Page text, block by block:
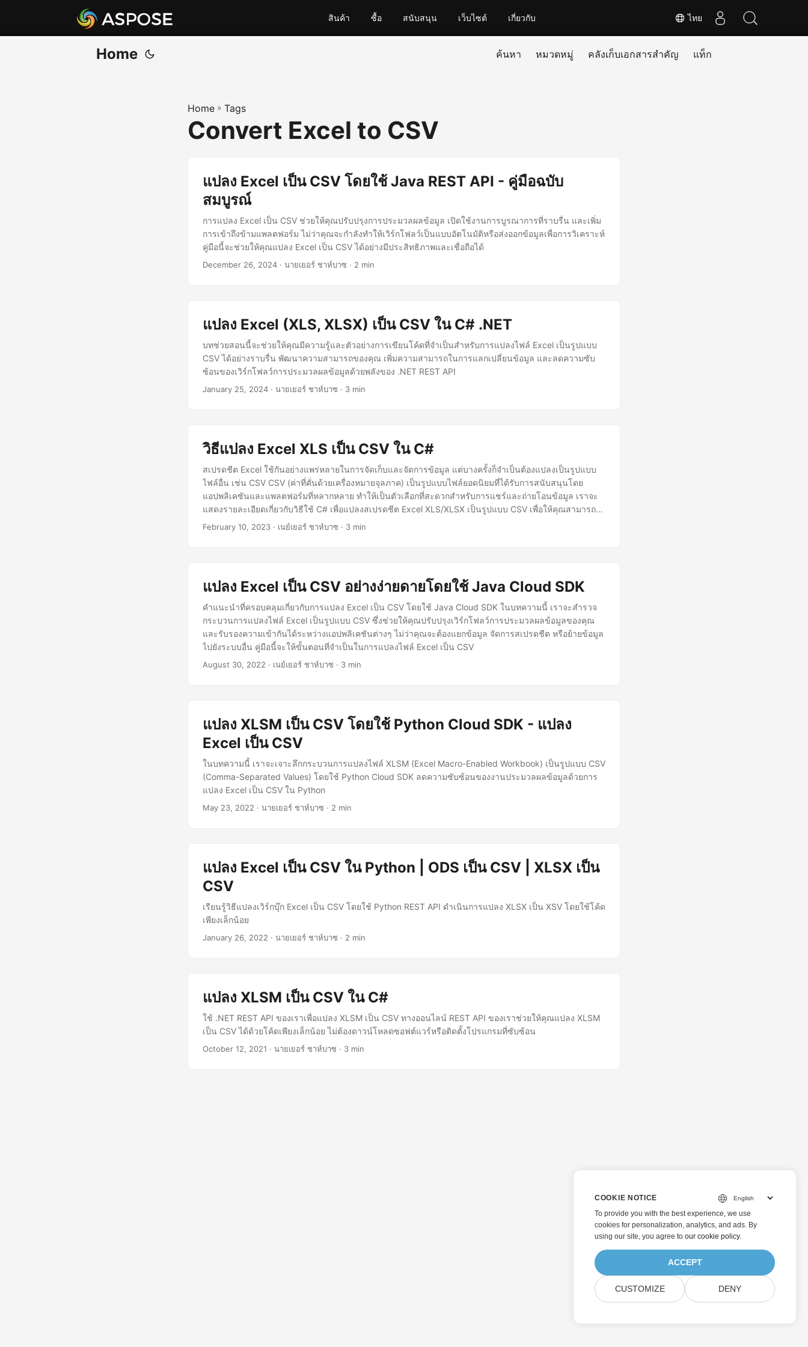
ไทย
สินค้า ซื้อ สนับสนุน เว็บไซต์ เกี่ยวกับ
Home ค้นหา หมวดหมู่ คลังเก็บเอกสารสำคัญ แท็ก
Home » Tags
Convert Excel to CSV
แปลง Excel เป็น CSV โดยใช้ Java REST API - คู่มือฉบับ
สมบูรณ์
การแปลง Excel เป็น CSV ช่วยให้คุณปรับปรุงการประมวลผลข้อมูล เปิดใช้งานการบูรณาการที่ราบรื่น และเพิ่ม
การเข้าถึงข้ามแพลตฟอร์ม ไม่ว่าคุณจะกำลังทำให้เวิร์กโฟลว์เป็นแบบอัตโนมัติหรือส่งออกข้อมูลเพื่อการวิเคราะห์
คู่มือนี้จะช่วยให้คุณแปลง Excel เป็น CSV ได้อย่างมีประสิทธิภาพและเชื่อถือได้
December 26, 2024 · นายเยอร์ ชาห์บาซ · 2 min
แปลง Excel (XLS, XLSX) เป็น CSV ใน C# .NET
บทช่วยสอนนี้จะช่วยให้คุณมีความรู้และตัวอย่างการเขียนโค้ดที่จำเป็นสำหรับการแปลงไฟล์ Excel เป็นรูปแบบ
CSV ได้อย่างราบรื่น พัฒนาความสามารถของคุณ เพิ่มความสามารถในการแลกเปลี่ยนข้อมูล และลดความซับ
ซ้อนของเวิร์กโฟลว์การประมวลผลข้อมูลด้วยพลังของ .NET REST API
January 25, 2024 · นายเยอร์ ชาห์บาซ · 3 min
วิธีแปลง Excel XLS เป็น CSV ใน C#
สเปรดชีต Excel ใช้กันอย่างแพร่หลายในการจัดเก็บและจัดการข้อมูล แต่บางครั้งก็จำเป็นต้องแปลงเป็นรูปแบบ
ไฟล์อื่น เช่น CSV CSV (ค่าที่คั่นด้วยเครื่องหมายจุลภาค) เป็นรูปแบบไฟล์ยอดนิยมที่ได้รับการสนับสนุนโดย
แอปพลิเคชันและแพลตฟอร์มที่หลากหลาย ทำให้เป็นตัวเลือกที่สะดวกสำหรับการแชร์และถ่ายโอนข้อมูล เราจะ
แสดงรายละเอียดเกี่ยวกับวิธีใช้ C# เพื่อแปลงสเปรดชีต Excel XLS/XLSX เป็นรูปแบบ CSV เพื่อให้คุณสามารถ
เข้าถึงข้อมูลของคุณได้ง่ายขึ้นและแบ่งปันได้อย่างกว้างขวางมากขึ้น
February 10, 2023 · เนย์เยอร์ ชาห์บาซ · 3 min
แปลง Excel เป็น CSV อย่างง่ายดายโดยใช้ Java Cloud SDK
คำแนะนำที่ครอบคลุมเกี่ยวกับการแปลง Excel เป็น CSV โดยใช้ Java Cloud SDK ในบทความนี้ เราจะสำรวจ
กระบวนการแปลงไฟล์ Excel เป็นรูปแบบ CSV ซึ่งช่วยให้คุณปรับปรุงเวิร์กโฟลว์การประมวลผลข้อมูลของคุณ
และรับรองความเข้ากันได้ระหว่างแอปพลิเคชันต่างๆ ไม่ว่าคุณจะต้องแยกข้อมูล จัดการสเปรดชีต หรือย้ายข้อมูล
ไปยังระบบอื่น คู่มือนี้จะให้ขั้นตอนที่จำเป็นในการแปลงไฟล์ Excel เป็น CSV
August 30, 2022 · เนย์เยอร์ ชาห์บาซ · 3 min
แปลง XLSM เป็น CSV โดยใช้ Python Cloud SDK - แปลง
Excel เป็น CSV
ในบทความนี้ เราจะเจาะลึกกระบวนการแปลงไฟล์ XLSM (Excel Macro-Enabled Workbook) เป็นรูปแบบ CSV
(Comma-Separated Values) โดยใช้ Python Cloud SDK ลดความซับซ้อนของงานประมวลผลข้อมูลด้วยการ
แปลง Excel เป็น CSV ใน Python
May 23, 2022 · นายเยอร์ ชาห์บาซ · 2 min
แปลง Excel เป็น CSV ใน Python | ODS เป็น CSV | XLSX เป็น
CSV
เรียนรู้วิธีแปลงเวิร์กบุ๊ก Excel เป็น CSV โดยใช้ Python REST API ดำเนินการแปลง XLSX เป็น XSV โดยใช้โค้ด
เพียงเล็กน้อย
January 26, 2022 · นายเยอร์ ชาห์บาซ · 2 min
แปลง XLSM เป็น CSV ใน C#
ใช้ .NET REST API ของเราเพื่อแปลง XLSM เป็น CSV ทางออนไลน์ REST API ของเราช่วยให้คุณแปลง XLSM
เป็น CSV ได้ด้วยโค้ดเพียงเล็กน้อย ไม่ต้องดาวน์โหลดซอฟต์แวร์หรือติดตั้งโปรแกรมที่ซับซ้อน
October 12, 2021 · นายเยอร์ ชาห์บาซ · 3 min
COOKIE NOTICE
To provide you with the best experience, we use
cookies for personalization, analytics, and ads. By
using our site, you agree to our cookie policy.
ACCEPT
CUSTOMIZE DENY